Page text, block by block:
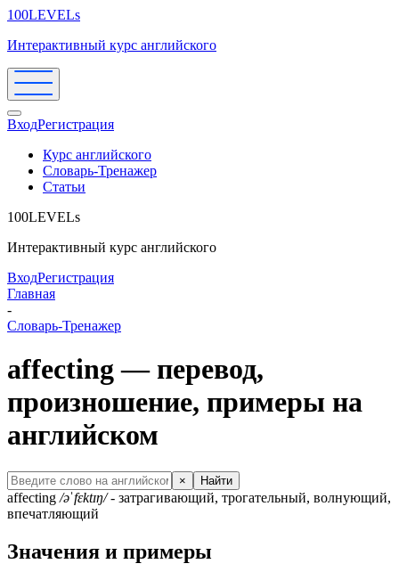
100LEVELs
Интерактивный курс английского
ВходРегистрация
Курс английского
Словарь-Тренажер
Статьи
100LEVELs
Интерактивный курс английского
ВходРегистрация
Главная
-
Словарь-Тренажер
affecting — перевод,
произношение, примеры на
английском
× Найти
affecting /əˈfɛktɪŋ/- затрагивающий, трогательный, волнующий,
впечатляющий
Значения и примеры